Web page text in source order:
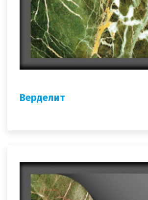
Верделит